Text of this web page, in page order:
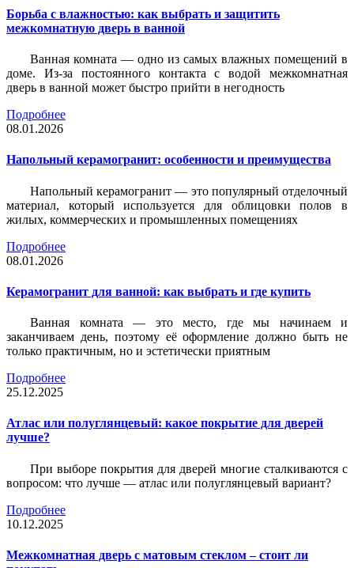
Борьба с влажностью: как выбрать и защитить
межкомнатную дверь в ванной
Ванная комната — одно из самых влажных помещений в
доме. Из-за постоянного контакта с водой межкомнатная
дверь в ванной может быстро прийти в негодность
Подробнее
08.01.2026
Напольный керамогранит: особенности и преимущества
Напольный керамогранит — это популярный отделочный
материал, который используется для облицовки полов в
жилых, коммерческих и промышленных помещениях
Подробнее
08.01.2026
Керамогранит для ванной: как выбрать и где купить
Ванная комната — это место, где мы начинаем и
заканчиваем день, поэтому её оформление должно быть не
только практичным, но и эстетически приятным
Подробнее
25.12.2025
Атлас или полуглянцевый: какое покрытие для дверей
лучше?
При выборе покрытия для дверей многие сталкиваются с
вопросом: что лучше — атлас или полуглянцевый вариант?
Подробнее
10.12.2025
Межкомнатная дверь с матовым стеклом – стоит ли